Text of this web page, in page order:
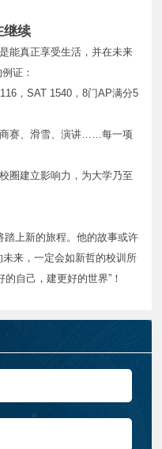
继续
能真正享受生活，并在未来
例证：
，SAT 1540，8门AP满分5
赛、滑雪、演讲……每一项
圈建立影响力，为大学乃至
上新的旅程。他的故事或许
来，一定会如新哲的校训所
自己，建更好的世界”！